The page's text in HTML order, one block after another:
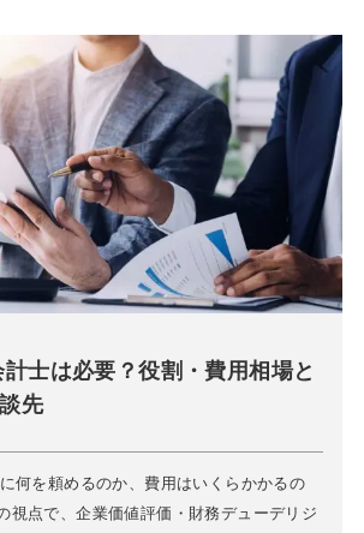
士は必要？役割・費用相場と
先
何を頼めるのか、費用はいくらかかるの
視点で、企業価値評価・財務デューデリジ